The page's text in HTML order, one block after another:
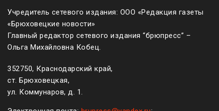
Учредитель сетевого издания: ООО «Редакция газеты
«Брюховецкие новости»
Главный редактор сетевого издания “брюпресс” –
Ольга Михайловна Кобец.
352750, Краснодарский край,
ст. Брюховецкая,
ул. Коммунаров, д. 1.